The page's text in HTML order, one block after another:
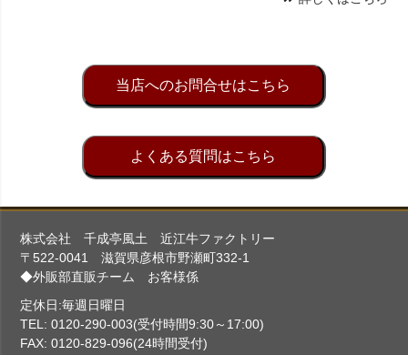
当店へのお問合せはこちら
よくある質問はこちら
株式会社 千成亭風土 近江牛ファクトリー
〒522-0041 滋賀県彦根市野瀬町332-1
◆外販部直販チーム お客様係
定休日:毎週日曜日
TEL: 0120-290-003(受付時間9:30～17:00)
FAX: 0120-829-096(24時間受付)